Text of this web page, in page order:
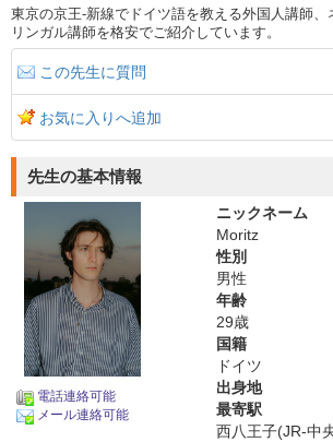
東京の京王-新線でドイツ語を教える外国人講師、
リンガル講師を格安でご紹介しています。
この先生に質問
お気に入りへ追加
先生の基本情報
電話連絡可能
メール連絡可能
ニックネーム
Moritz
性別
男性
年齢
29歳
国籍
ドイツ
出身地
最寄駅
西八王子(JR-中